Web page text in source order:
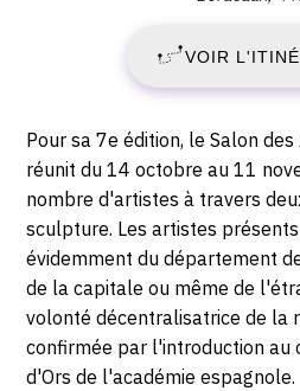
-
beaux
Arts,
33000
Bordeaux
VOIR
Description,
horaires...
Pour sa 7e édition, le Salon
réunit du 14 octobre au 11
nombre d'artistes à travers
sculpture. Les artistes
évidemment du département
de la capitale ou même de
volonté décentralisatrice de la
confirmée par l'introduction au
d'Ors de l'académie espagnole.